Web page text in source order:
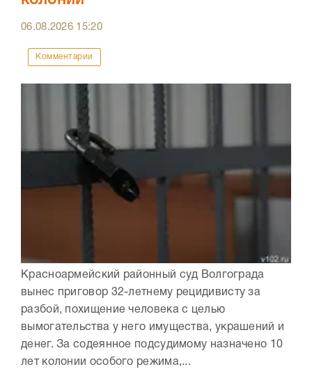
06.08.2026 15:20
Комментарии
Красноармейский районный суд Волгограда
вынес приговор 32-летнему рецидивисту за
разбой, похищение человека с целью
вымогательства у него имущества, украшений и
денег. За содеянное подсудимому назначено 10
лет колонии особого режима,...